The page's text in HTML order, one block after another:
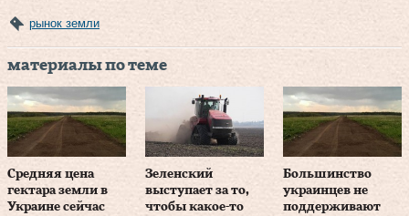
рынок земли
материалы по теме
Средняя цена
гектара земли в
Украине сейчас
Зеленский
выступает за то,
чтобы какое-то
Большинство
украинцев не
поддерживают